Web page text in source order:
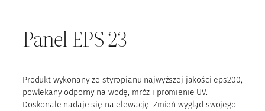
Panel EPS 23
Produkt wykonany ze styropianu najwyższej jakości eps200,
powlekany odporny na wodę, mróz i promienie UV.
Doskonale nadaje się na elewację. Zmień wygląd swojego